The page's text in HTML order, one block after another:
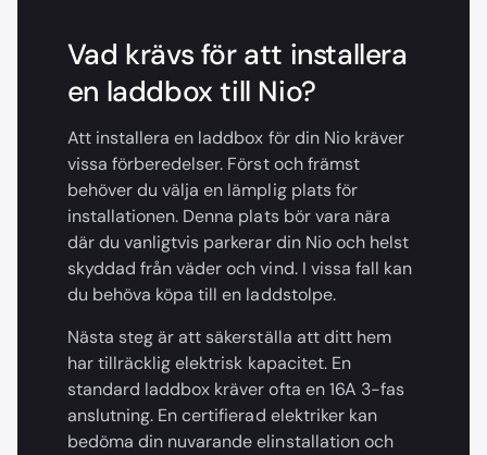
Vad krävs för att installera
en laddbox till Nio?
Att installera en laddbox för din Nio kräver
vissa förberedelser. Först och främst
behöver du välja en lämplig plats för
installationen. Denna plats bör vara nära
där du vanligtvis parkerar din Nio och helst
skyddad från väder och vind. I vissa fall kan
du behöva köpa till en laddstolpe.
Nästa steg är att säkerställa att ditt hem
har tillräcklig elektrisk kapacitet. En
standard laddbox kräver ofta en 16A 3-fas
anslutning. En certifierad elektriker kan
bedöma din nuvarande elinstallation och